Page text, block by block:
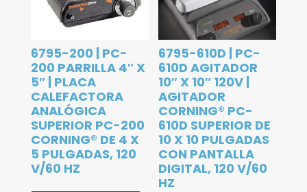
6795-200 | PC-
200 PARRILLA 4″ X
5″ | PLACA
CALEFACTORA
ANALÓGICA
SUPERIOR PC-200
CORNING® DE 4 X
5 PULGADAS, 120
V/60 HZ
6795-610D | PC-
610D AGITADOR
10″ X 10″ 120V |
AGITADOR
CORNING® PC-
610D SUPERIOR DE
10 X 10 PULGADAS
CON PANTALLA
DIGITAL, 120 V/60
HZ